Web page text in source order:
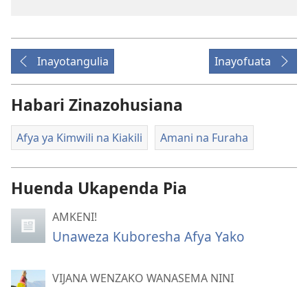
Inayotangulia Inayofuata
Habari Zinazohusiana
Afya ya Kimwili na Kiakili Amani na Furaha
Huenda Ukapenda Pia
AMKENI!
Unaweza Kuboresha Afya Yako
VIJANA WENZAKO WANASEMA NINI